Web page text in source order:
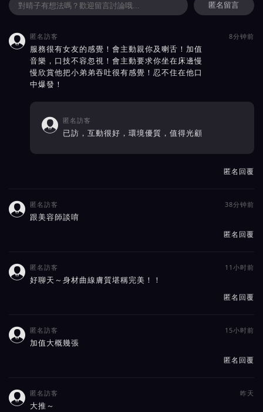
匿名留言
 匿名訪客 8分钟前
服務很有女友的感覺！會主動親你及喇舌！加值
音樂，口技不容忽視！會主動要求你坐在床邊慢
慢欣賞他把小弟弟吞吐很有感覺！忍不住在他口
中爆發！
 匿名訪客
已訪，互動很好，環境優質，值得光顧
匿名回覆
 匿名訪客 38分钟前
跟美容師談唷
匿名回覆
 匿名訪客 11小时前
好聊天～身材曲線膚質堪稱完美！！
匿名回覆
 匿名訪客 15小时前
加值大概幾張
匿名回覆
 匿名訪客 昨天
大推～